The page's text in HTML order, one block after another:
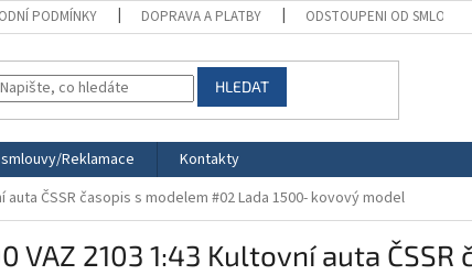
PODMÍNKY DOPRAVA A PLATBY ODSTOUPENI OD SMLOUVY/
HLEDAT
Reklamace
Kontakty
auta ČSSR časopis s modelem #02Lada 1500- kovový model
VAZ 2103 1:43 Kultovní auta